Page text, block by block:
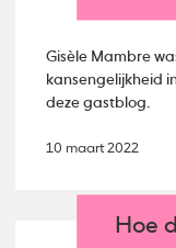
Gisèle Mambre
kansengelijkheid
deze gastblog.
10 maart 2022
Hoe